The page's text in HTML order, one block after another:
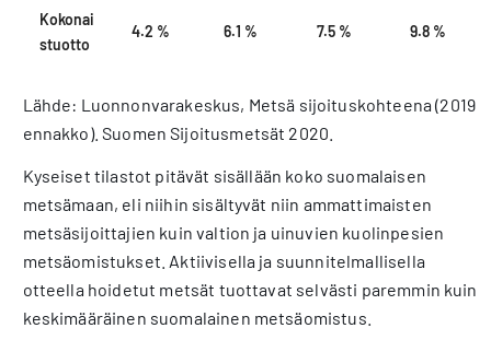
Kokonai
stuotto
4.2 % 6.1 % 7.5 % 9.8 %
Lähde: Luonnonvarakeskus, Metsä sijoituskohteena (2019
ennakko). Suomen Sijoitusmetsät 2020.
Kyseiset tilastot pitävät sisällään koko suomalaisen
metsämaan, eli niihin sisältyvät niin ammattimaisten
metsäsijoittajien kuin valtion ja uinuvien kuolinpesien
metsäomistukset. Aktiivisella ja suunnitelmallisella
otteella hoidetut metsät tuottavat selvästi paremmin kuin
keskimääräinen suomalainen metsäomistus.